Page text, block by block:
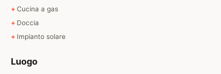
Cucina a gas
Doccia
Impianto solare
Luogo